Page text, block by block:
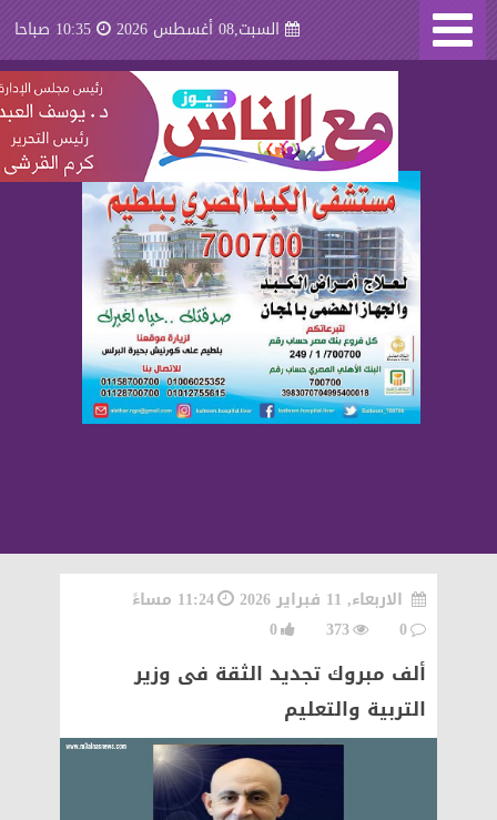
السبت,08 أغسطس 2026 10:35 صباحا
الاربعاء, 11 فبراير 2026
11:24 مساءً
0
373
0
ألف مبروك تجديد الثقة فى وزير
التربية والتعليم